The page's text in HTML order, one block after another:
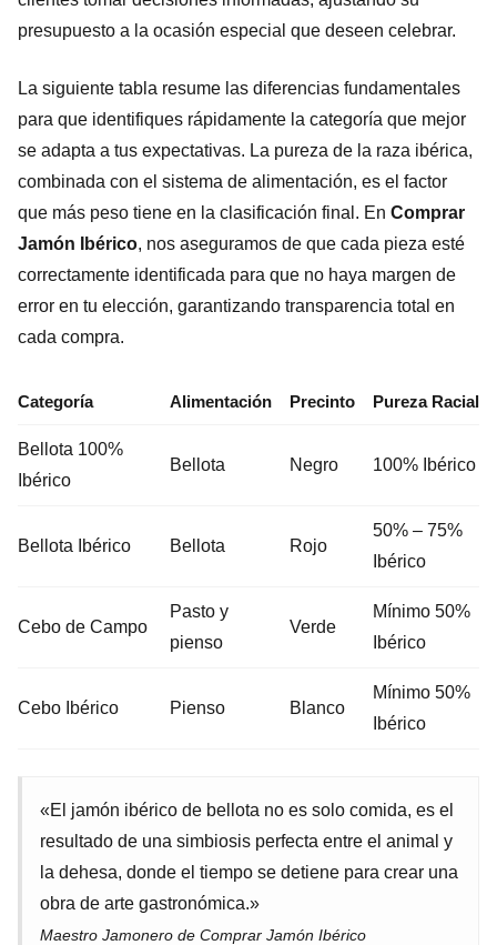
presupuesto a la ocasión especial que deseen celebrar.
La siguiente tabla resume las diferencias fundamentales
para que identifiques rápidamente la categoría que mejor
se adapta a tus expectativas. La pureza de la raza ibérica,
combinada con el sistema de alimentación, es el factor
que más peso tiene en la clasificación final. En Comprar
Jamón Ibérico, nos aseguramos de que cada pieza esté
correctamente identificada para que no haya margen de
error en tu elección, garantizando transparencia total en
cada compra.
Categoría Alimentación Precinto Pureza Racial
Bellota 100%
Ibérico
Bellota Negro 100% Ibérico
Bellota Ibérico Bellota Rojo
50% – 75%
Ibérico
Cebo de Campo
Pasto y
pienso
Verde
Mínimo 50%
Ibérico
Cebo Ibérico Pienso Blanco
Mínimo 50%
Ibérico
«El jamón ibérico de bellota no es solo comida, es el
resultado de una simbiosis perfecta entre el animal y
la dehesa, donde el tiempo se detiene para crear una
obra de arte gastronómica.»
Maestro Jamonero de Comprar Jamón Ibérico